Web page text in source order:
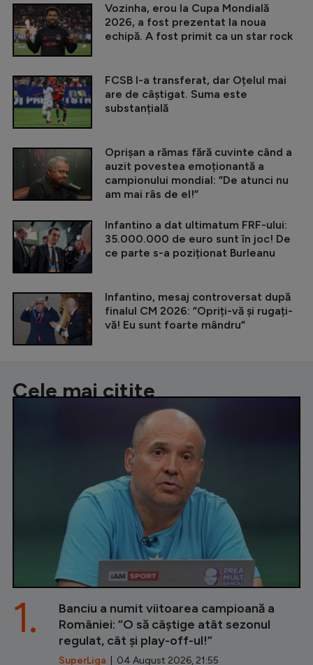
Vozinha, erou la Cupa Mondială
2026, a fost prezentat la noua
echipă. A fost primit ca un star rock
FCSB l-a transferat, dar Oțelul mai
are de câștigat. Suma este
substanțială
Oprișan a rămas fără cuvinte când a
auzit povestea emoționantă a
campionului mondial: ”De atunci nu
am mai râs de el!”
Infantino a dat ultimatum FRF-ului:
35.000.000 de euro sunt în joc! De
ce parte s-a poziționat Burleanu
Infantino, mesaj controversat după
finalul CM 2026: ”Opriți-vă și rugați-
vă! Eu sunt foarte mândru”
Cele mai citite
Banciu a numit viitoarea campioană a
României: ”O să câștige atât sezonul
regulat, cât și play-off-ul!”
SuperLiga | 04 August 2026, 21:55
1.